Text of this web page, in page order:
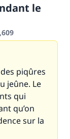
le
piqûres
jeûne. Le
qui
qu’on
sur la